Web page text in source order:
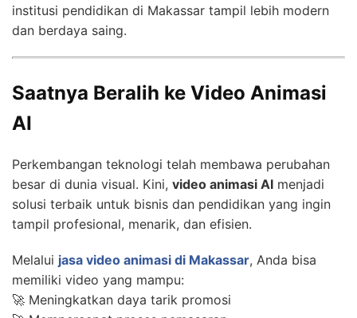
institusi pendidikan di Makassar tampil lebih modern
dan berdaya saing.
Saatnya Beralih ke Video Animasi
AI
Perkembangan teknologi telah membawa perubahan
besar di dunia visual. Kini, video animasi AI menjadi
solusi terbaik untuk bisnis dan pendidikan yang ingin
tampil profesional, menarik, dan efisien.
Melalui jasa video animasi di Makassar, Anda bisa
memiliki video yang mampu:
🚀 Meningkatkan daya tarik promosi